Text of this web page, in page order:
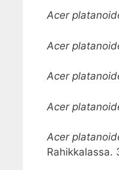
Acer
Acer
Acer
Acer
Acer
Rahikkalassa.